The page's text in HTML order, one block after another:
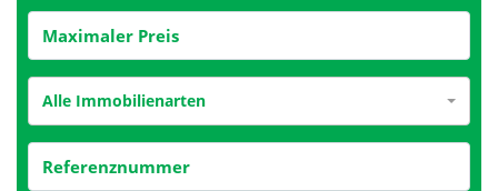
Alle Immobilienarten